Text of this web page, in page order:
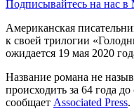
Подписывайтесь на нас в
Американская
к своей трилогии
ожидается 19 мая 2020
Название романа не
происходить за 64 года
сообщает Associated Press.